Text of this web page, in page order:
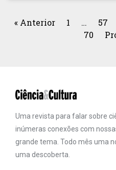
« Anterior 1 … 57
70
Uma revista para falar sobre
inúmeras conexões com
grande tema. Todo mês uma
uma descoberta.